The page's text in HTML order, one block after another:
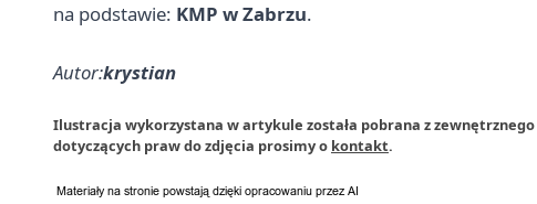
na podstawie: KMP w Zabrzu.
Autor:krystian
Ilustracja wykorzystana w artykule została pobrana z zewnętrznego
dotyczących praw do zdjęcia prosimy o kontakt.